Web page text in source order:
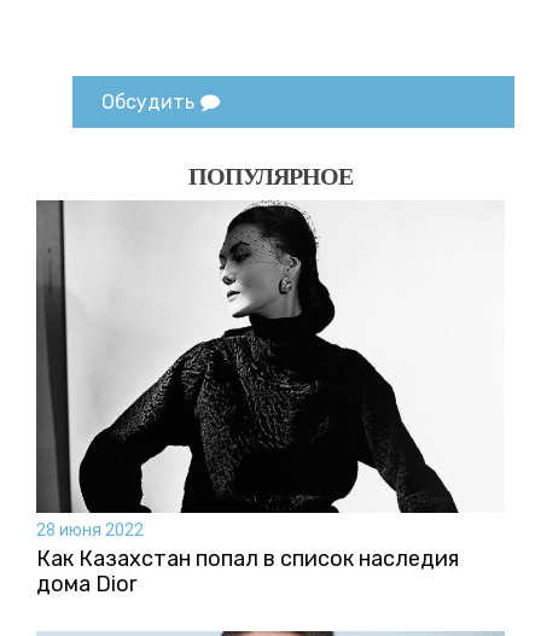
Обсудить
ПОПУЛЯРНОЕ
28 июня 2022
Как Казахстан попал в список наследия
дома Dior